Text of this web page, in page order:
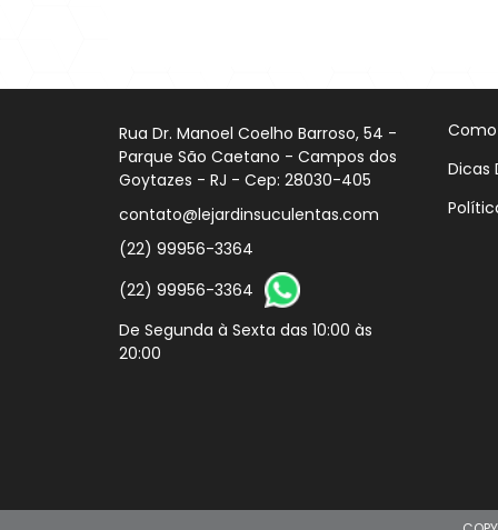
Rua Dr. Manoel Coelho Barroso, 54 -
Parque São Caetano - Campos dos
Goytazes - RJ - Cep: 28030-405
contato@lejardinsuculentas.com
(22) 99956-3364
(22) 99956-3364
De Segunda à Sexta das 10:00 às
20:00
Dicas